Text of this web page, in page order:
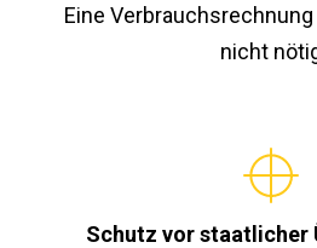
Eine
nicht
Schutz vor staatlicher